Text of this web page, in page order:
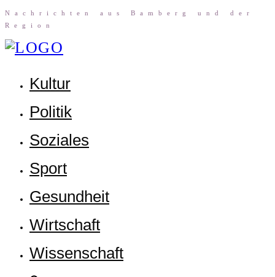
Nach­rich­ten aus Bam­berg und der
Region
Kul­tur
Poli­tik
Sozia­les
Sport
Gesund­heit
Wirt­schaft
Wis­sen­schaft